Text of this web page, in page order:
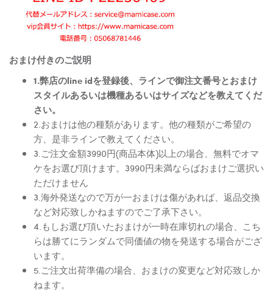
おまけ付きのご説明
1.弊店のline idを登録後、ラインで御注文番号とおまけ
スタイルあるいは機種あるいはサイズなどを教えてくだ
さい。
2.おまけは他の種類があります。他の種類がご希望の
方、是非ラインで教えてください。
3.ご注文金額3990円(商品本体)以上の場合、無料でオマ
ケをお選び頂けます。3990円未満ならばおまけご選択い
ただけません
3.海外発送なので万が一おまけは傷があれば、返品交換
など対応致しかねますのでご了承下さい。
4.もしお選び頂いたおまけが一時在庫切れの場合、こち
らは勝てにランダムで同価値の物を発送する場合がござ
います。
5.ご注文出荷準備の場合、おまけの変更など対応致しか
ねます。